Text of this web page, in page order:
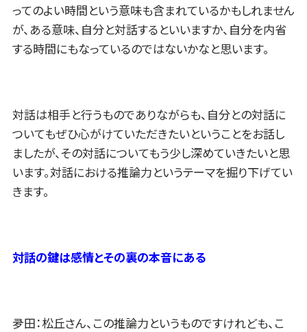
ってのよい時間という意味も含まれているかもしれません
が、ある意味、自分と対話するといいますか、自分を内省
する時間にもなっているのではないかなと思います。
対話は相手と行うものでありながらも、自分との対話に
ついてもぜひ心がけていただきたいということをお話し
ましたが、その対話についてもう少し深めていきたいと思
います。対話における推論力というテーマを掘り下げてい
きます。
対話の鍵は感情とその裏の本音にある
夛田：松丘さん、この推論力というものですけれども、こ